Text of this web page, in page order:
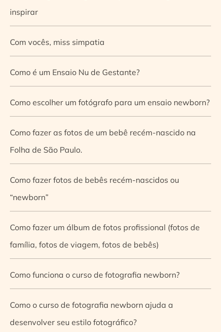
inspirar
Com vocês, miss simpatia
Como é um Ensaio Nu de Gestante?
Como escolher um fotógrafo para um ensaio newborn?
Como fazer as fotos de um bebê recém-nascido na
Folha de São Paulo.
Como fazer fotos de bebês recém-nascidos ou
“newborn”
Como fazer um álbum de fotos profissional (fotos de
família, fotos de viagem, fotos de bebês)
Como funciona o curso de fotografia newborn?
Como o curso de fotografia newborn ajuda a
desenvolver seu estilo fotográfico?